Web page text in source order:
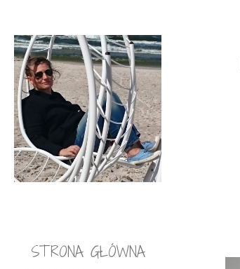
STRONA GŁÓWNA